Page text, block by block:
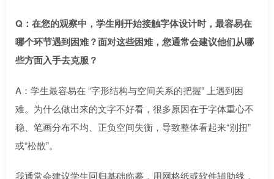
Q：在您的观察中，学生刚开始接触字体设计时，最容易在
哪个环节遇到困难？面对这些困难，您通常会建议他们从哪
些方面入手去克服？
A：学生最容易在 “字形结构与空间关系的把握” 上遇到困
难。为什么做出来的文字不好看，很多原因在于字体重心不
稳、笔画分布不均、正负空间失衡，导致整体看起来“别扭”
或“松散”。
我通常会建议学生回归基础临摹，用网格纸或软件辅助线，